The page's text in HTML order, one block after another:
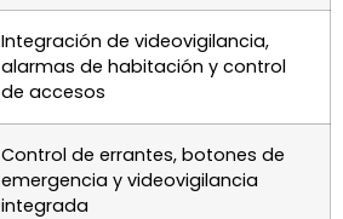
Integración de videovigilancia,
alarmas de habitación y control
de accesos
Control de errantes, botones de
emergencia y videovigilancia
integrada